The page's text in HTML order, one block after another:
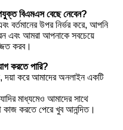
বিএমএস বেছে নেবেন?
বর্তমানের উপর নির্ভর করে, আপনি
এবং আমরা আপনাকে সবচেয়ে
করব।
করতে পারি?
দয়া করে আমাদের অনলাইন একটি
মাধ্যমেও আমাদের সাথে
করতে পেরে খুব আনন্দিত।